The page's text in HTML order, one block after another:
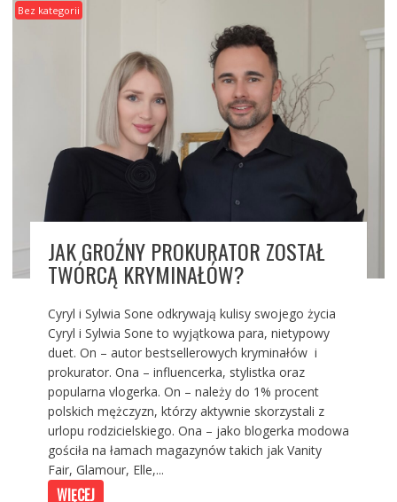
Bez kategorii
JAK GROŹNY PROKURATOR ZOSTAŁ
TWÓRCĄ KRYMINAŁÓW?
Cyryl i Sylwia Sone odkrywają kulisy swojego życia
Cyryl i Sylwia Sone to wyjątkowa para, nietypowy
duet. On – autor bestsellerowych kryminałów i
prokurator. Ona – influencerka, stylistka oraz
popularna vlogerka. On – należy do 1% procent
polskich mężczyzn, którzy aktywnie skorzystali z
urlopu rodzicielskiego. Ona – jako blogerka modowa
gościła na łamach magazynów takich jak Vanity
Fair, Glamour, Elle,...
WIĘCEJ